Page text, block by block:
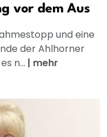
vor dem Aus
und eine
der Ahlhorner
n... | mehr